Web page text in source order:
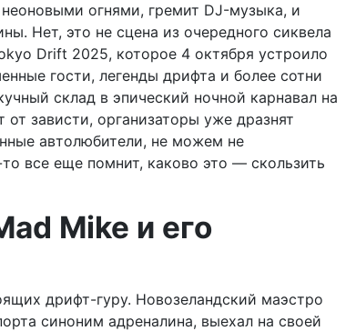
неоновыми огнями, гремит DJ-музыка, и
Нет, это не сцена из очередного сиквела
Drift 2025, которое 4 октября устроило
гости, легенды дрифта и более сотни
склад в эпический ночной карнавал на
зависти, организаторы уже дразнят
автолюбители, не можем не
все еще помнит, каково это — скользить
Mike и его
дрифт-гуру. Новозеландский маэстро
синоним адреналина, выехал на своей